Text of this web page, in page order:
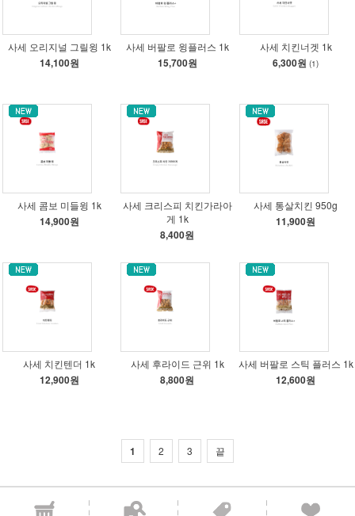
사세 오리지널 그릴윙 1k
14,100원
사세 버팔로 윙플러스 1k
15,700원
사세 치킨너겟 1k
6,300원 (1)
사세 콤보 미들윙 1k
14,900원
사세 크리스피 치킨가라아
게 1k
8,400원
사세 통살치킨 950g
11,900원
사세 치킨텐더 1k
12,900원
사세 후라이드 근위 1k
8,800원
사세 버팔로 스틱 플러스 1k
12,600원
1 2 3 끝